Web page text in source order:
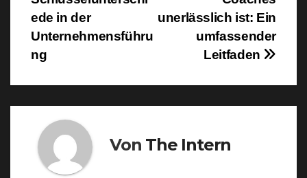
unerlässlich ist: Ein
umfassender
Leitfaden
ede in der
Unternehmensführu
ng
Von The Intern